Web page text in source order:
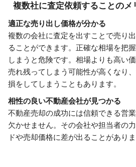
複数社に査定依頼することのメ
適正な売り出し価格が分かる
複数の会社に査定を出すことで売り
ることができます。正確な相場を把
しまうと危険です。相場よりも高い
売れ残ってしまう可能性が高くなり
損をしてしまうこともあります。
相性の良い不動産会社が見つかる
不動産売却の成功には信頼できる営
欠かせません。その会社や担当者の
ドや売却価格に差が出ることがありま